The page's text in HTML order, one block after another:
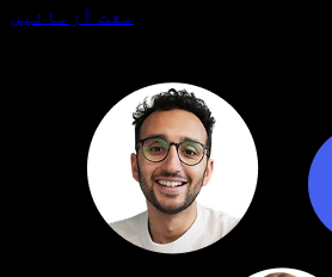
مفت آزمائیں